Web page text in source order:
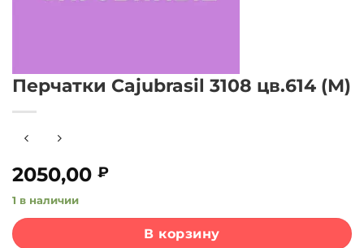
Перчатки Cajubrasil 3108 цв.614 (М)
2050,00 ₽
1 в наличии
В корзину